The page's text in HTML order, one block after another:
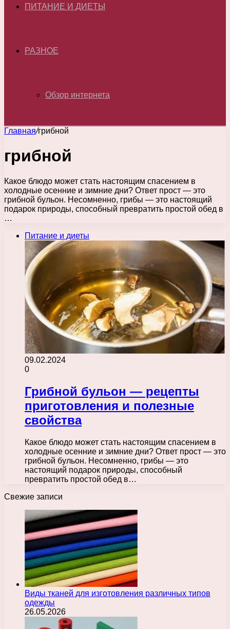
ПИТАНИЕ И ДИЕТЫ
РАЗНОЕ
Обзор интернета
Главная/грибной
грибной
Какое блюдо может стать настоящим спасением в
холодные осенние и зимние дни? Ответ прост — это
грибной бульон. Несомненно, грибы — это настоящий
подарок природы, способный превратить простой обед в
…
Питание и диеты
09.02.2024
0
Грибной бульон — рецепты
приготовления и полезные
свойства
Какое блюдо может стать настоящим спасением в
холодные осенние и зимние дни? Ответ прост — это
грибной бульон. Несомненно, грибы — это
настоящий подарок природы, способный
превратить простой обед в…
Свежие записи
Виды тканей для изготовления различных типов
одежды
26.05.2026